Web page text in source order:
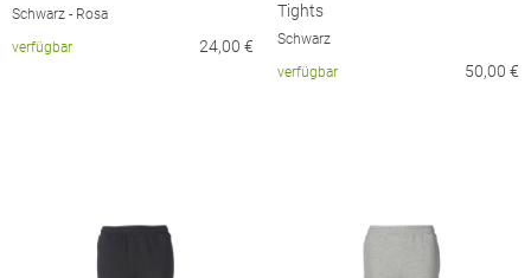
Schwarz - Rosa
verfügbar
24,00 €
Tights
Schwarz
verfügbar
50,00 €